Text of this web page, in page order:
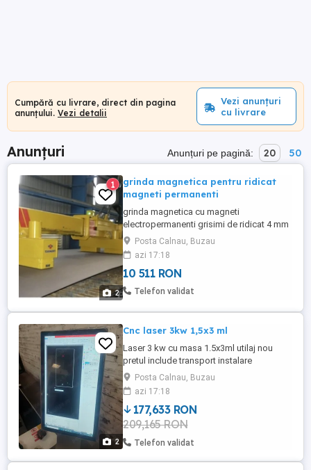
Cumpără cu livrare, direct din pagina
anunțului. Vezi detalii
Vezi anunțuri
cu livrare
Anunțuri Anunțuri pe pagină: 20 50
2
1
grinda magnetica pentru ridicat
magneti permanenti
grinda magnetica cu magneti
electropermanenti grisimi de ridicat 4 mm
60 mm selectare module magnetice cu
radiocomanta pickup full mag magneti
manuali ridicare platouri magnetice
prelucrari
Posta Calnau, Buzau
azi 17:18
10 511 RON
Telefon validat
2
Cnc laser 3kw 1,5x3 ml
Laser 3 kw cu masa 1.5x3ml utilaj nou
pretul include transport instalare
scolarizare garantie In pret este inclus
utilaj stabilizator soft programare
consumabile
Posta Calnau, Buzau
azi 17:18
177,633 RON
209,165 RON
Telefon validat